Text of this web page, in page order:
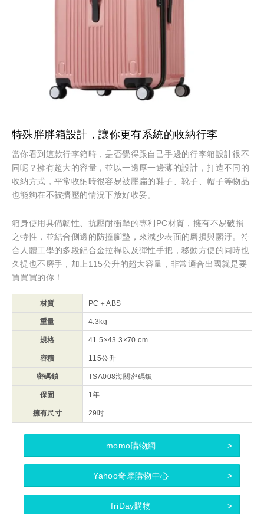
特殊胖胖箱設計，讓你更有系統的收納行李
當你看到這款行李箱時，是否覺得跟自己手邊的行李箱設計很不
同呢？擁有超大的容量，並以一邊厚一邊薄的設計，打造不同的
收納方式，平常收納時很容易被壓扁的鞋子、靴子、帽子等物品
也能夠在不被擠壓的情況下放好收妥。
箱身使用具備韌性、抗壓耐衝擊的專利PC材質，擁有不易破損
之特性，並結合側邊的防撞腳墊，來減少表面的磨損與髒汙。符
合人體工學的多段鋁合金拉桿以及彈性手把，移動方便的同時也
久提也不磨手，加上115公升的超大容量，非常適合出國就是要
買買買的你！
材質 PC＋ABS
重量 4.3kg
規格 41.5×43.3×70 cm
容積 115公升
密碼鎖 TSA008海關密碼鎖
保固 1年
擁有尺寸 29吋
momo購物網
Yahoo奇摩購物中心
friDay購物